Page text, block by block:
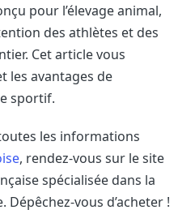
pour l’élevage animal,
des athlètes et des
Cet article vous
les avantages de
sportif.
les informations
, rendez-vous sur le site
spécialisée dans la
vous d’acheter !